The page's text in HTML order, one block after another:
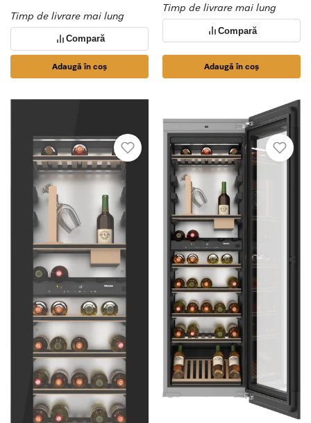
Timp de livrare mai lung
Compară
Adaugă în coș
Timp de livrare mai lung
Compară
Adaugă în coș